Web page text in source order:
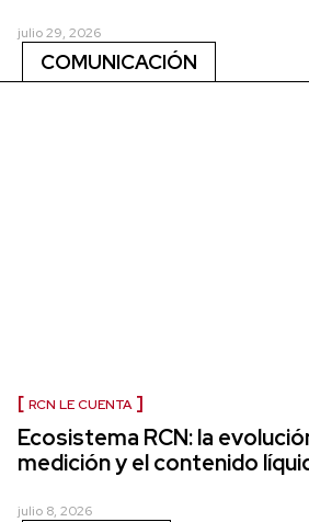
julio 29, 2026
COMUNICACIÓN
RCN LE CUENTA
Ecosistema RCN: la
medición y el contenido
julio 8, 2026